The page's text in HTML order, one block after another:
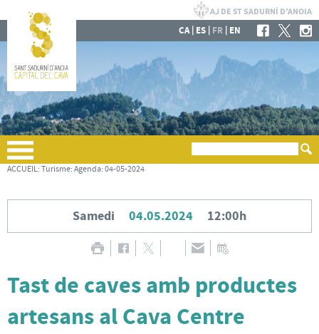
CA| ES | FR | EN
ACCUEIL: Turisme: Agenda: 04-05-2024
Samedi 04.05.2024 12:00h
Tast de caves amb productes
artesans al Cava Centre